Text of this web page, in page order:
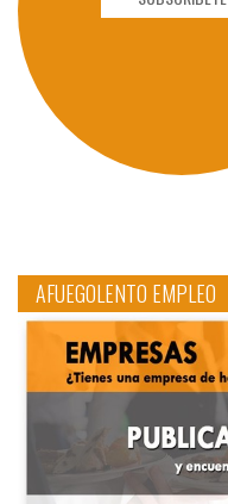
AFUEGOLENTO EMPLEO